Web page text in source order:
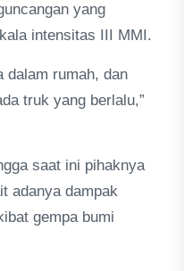
yang
intensitas III MMI.
dalam rumah, dan
truk yang berlalu,”
saat ini pihaknya
adanya dampak
gempa bumi